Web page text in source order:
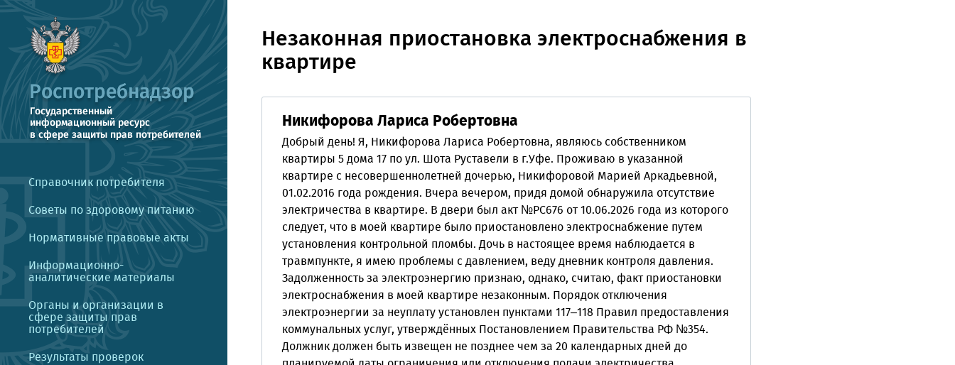
Справочник потребителя
Советы по здоровому питанию
Нормативные правовые акты
Информационно-
аналитические материалы
Органы и организации в
сфере защиты прав
потребителей
Результаты проверок
Незаконная приостановка электроснабжения в
квартире
Никифорова Лариса Робертовна
Добрый день! Я, Никифорова Лариса Робертовна, являюсь собственником
квартиры 5 дома 17 по ул. Шота Руставели в г.Уфе. Проживаю в указанной
квартире с несовершеннолетней дочерью, Никифоровой Марией Аркадьевной,
01.02.2016 года рождения. Вчера вечером, придя домой обнаружила отсутствие
электричества в квартире. В двери был акт №РС676 от 10.06.2026 года из которого
следует, что в моей квартире было приостановлено электроснабжение путем
установления контрольной пломбы. Дочь в настоящее время наблюдается в
травмпункте, я имею проблемы с давлением, веду дневник контроля давления.
Задолженность за электроэнергию признаю, однако, считаю, факт приостановки
электроснабжения в моей квартире незаконным. Порядок отключения
электроэнергии за неуплату установлен пунктами 117–118 Правил предоставления
коммунальных услуг, утверждённых Постановлением Правительства РФ №354.
Должник должен быть извещен не позднее чем за 20 календарных дней до